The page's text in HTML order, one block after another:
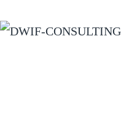
Zum Hauptinhalt springen